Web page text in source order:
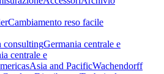
Cambiamento reso facile
consultingGermania centrale e
centrale e
Asia and PacificWachendorff